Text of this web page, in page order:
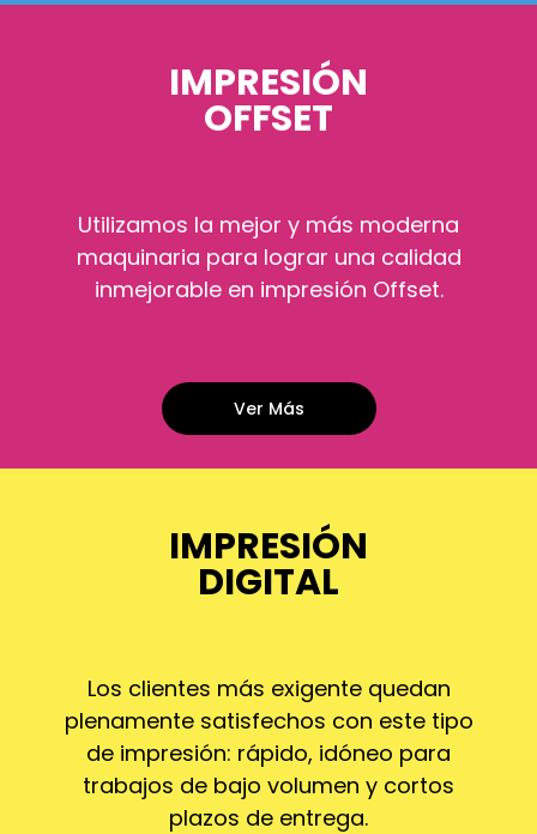
IMPRESIÓN
OFFSET
Utilizamos la mejor y más moderna
maquinaria para lograr una calidad
inmejorable en impresión Offset.
Ver Más
IMPRESIÓN
DIGITAL
Los clientes más exigente quedan
plenamente satisfechos con este tipo
de impresión: rápido, idóneo para
trabajos de bajo volumen y cortos
plazos de entrega.